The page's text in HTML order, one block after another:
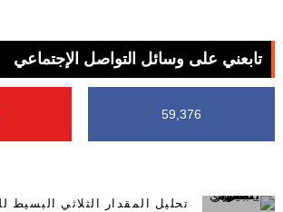
تابعني على وسائل التواصل الإجتماعي
59,376
تحليل المقدار الثلاثي البسيط